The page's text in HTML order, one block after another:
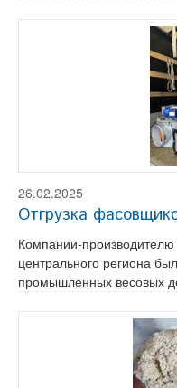
26.02.2025
Отгрузка
Компании-
центрального региона
промышленных весовых